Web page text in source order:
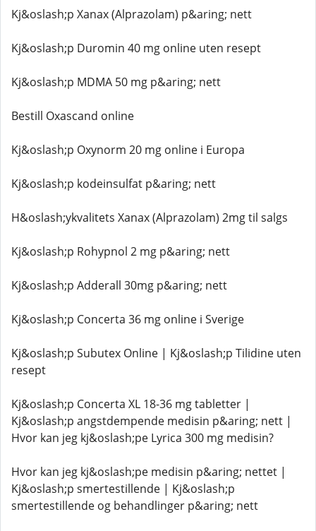
Kj&oslash;p Xanax (Alprazolam) p&aring; nett
Kj&oslash;p Duromin 40 mg online uten resept
Kj&oslash;p MDMA 50 mg p&aring; nett
Bestill Oxascand online
Kj&oslash;p Oxynorm 20 mg online i Europa
Kj&oslash;p kodeinsulfat p&aring; nett
H&oslash;ykvalitets Xanax (Alprazolam) 2mg til salgs
Kj&oslash;p Rohypnol 2 mg p&aring; nett
Kj&oslash;p Adderall 30mg p&aring; nett
Kj&oslash;p Concerta 36 mg online i Sverige
Kj&oslash;p Subutex Online | Kj&oslash;p Tilidine uten
resept
Kj&oslash;p Concerta XL 18-36 mg tabletter |
Kj&oslash;p angstdempende medisin p&aring; nett |
Hvor kan jeg kj&oslash;pe Lyrica 300 mg medisin?
Hvor kan jeg kj&oslash;pe medisin p&aring; nettet |
Kj&oslash;p smertestillende | Kj&oslash;p
smertestillende og behandlinger p&aring; nett